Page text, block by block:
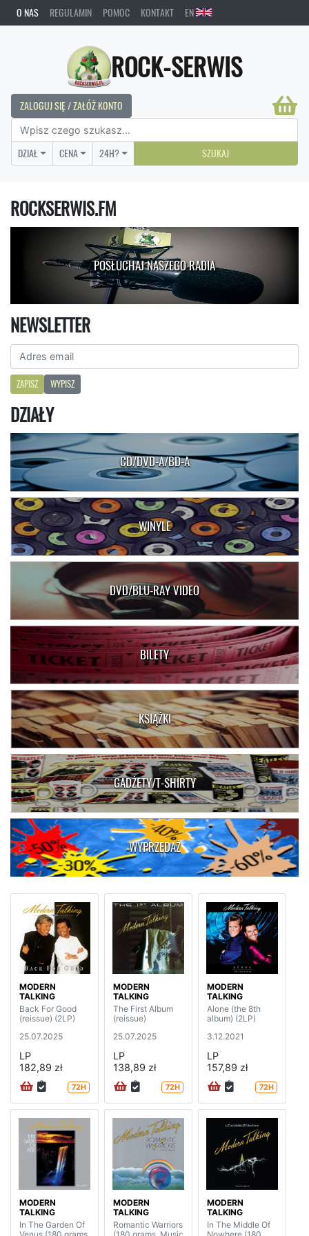
O NAS REGULAMIN POMOC KONTAKT EN
ROCK-SERWIS
ZALOGUJ SIĘ / ZAŁÓŻ KONTO
DZIAŁ CENA 24H? SZUKAJ
ROCKSERWIS.FM
POSŁUCHAJ NASZEGO RADIA
NEWSLETTER
ZAPISZ WYPISZ
DZIAŁY
CD/DVD-A/BD-A
WINYLE
DVD/BLU-RAY VIDEO
BILETY
KSIĄŻKI
GADŻETY/T-SHIRTY
WYPRZEDAŻ
MODERN
TALKING
Back For Good
(reissue) (2LP)
25.07.2025
LP
182,89 zł
72H
MODERN
TALKING
The First Album
(reissue)
25.07.2025
LP
138,89 zł
72H
MODERN
TALKING
Alone (the 8th
album) (2LP)
3.12.2021
LP
157,89 zł
72H
MODERN
TALKING
In The Garden Of
MODERN
TALKING
Romantic Warriors
MODERN
TALKING
In The Middle Of